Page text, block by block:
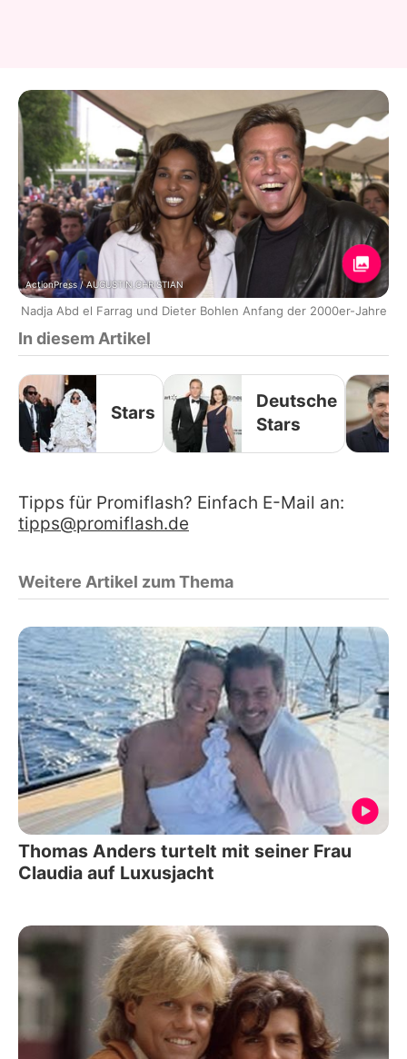
ActionPress / AUGUSTIN,CHRISTIAN
Nadja Abd el Farrag und Dieter Bohlen Anfang der 2000er-Jahre
In diesem Artikel
Stars
Deutsche
Stars
Tipps für Promiflash? Einfach E-Mail an:
tipps@promiflash.de
Weitere Artikel zum Thema
Thomas Anders turtelt mit seiner Frau
Claudia auf Luxusjacht